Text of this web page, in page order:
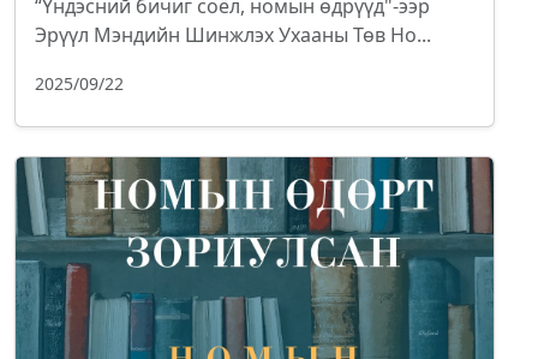
“Үндэсний бичиг соёл, номын өдрүүд"-ээр
Эрүүл Мэндийн Шинжлэх Ухааны Төв Но...
2025/09/22